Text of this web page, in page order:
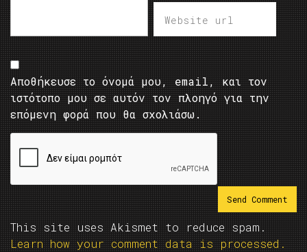
Αποθήκευσε το όνομά μου, email, και τον
ιστότοπο μου σε αυτόν τον πλοηγό για την
επόμενη φορά που θα σχολιάσω.
This site uses Akismet to reduce spam.
Learn how your comment data is processed.